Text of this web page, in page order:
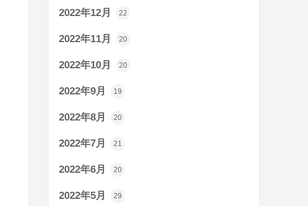
2022年12月 22
2022年11月 20
2022年10月 20
2022年9月 19
2022年8月 20
2022年7月 21
2022年6月 20
2022年5月 29